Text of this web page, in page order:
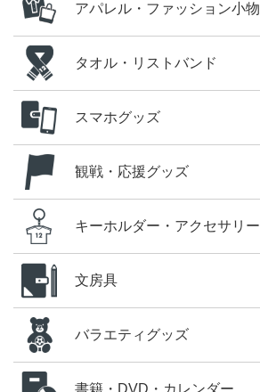
アパレル・ファッション小物
タオル・リストバンド
スマホグッズ
観戦・応援グッズ
キーホルダー・アクセサリー
文房具
バラエティグッズ